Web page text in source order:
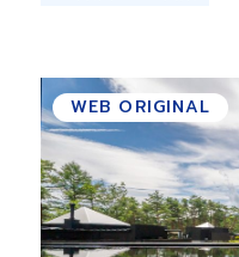
WEB ORIGINAL